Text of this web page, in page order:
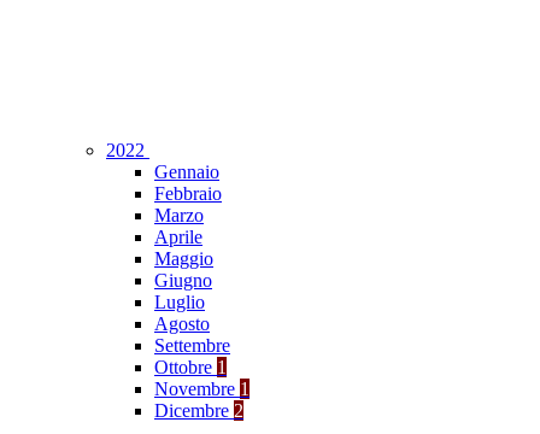
2022
Gennaio
Febbraio
Marzo
Aprile
Maggio
Giugno
Luglio
Agosto
Settembre
Ottobre 1
Novembre 1
Dicembre 2